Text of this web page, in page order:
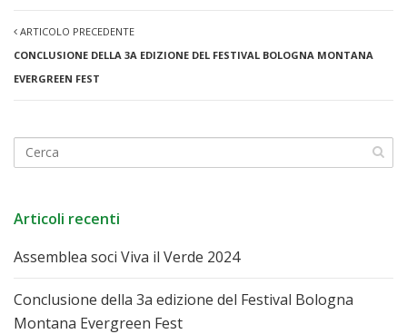
ARTICOLO PRECEDENTE
CONCLUSIONE DELLA 3A EDIZIONE DEL FESTIVAL BOLOGNA MONTANA
EVERGREEN FEST
Articoli recenti
Assemblea soci Viva il Verde 2024
Conclusione della 3a edizione del Festival Bologna
Montana Evergreen Fest